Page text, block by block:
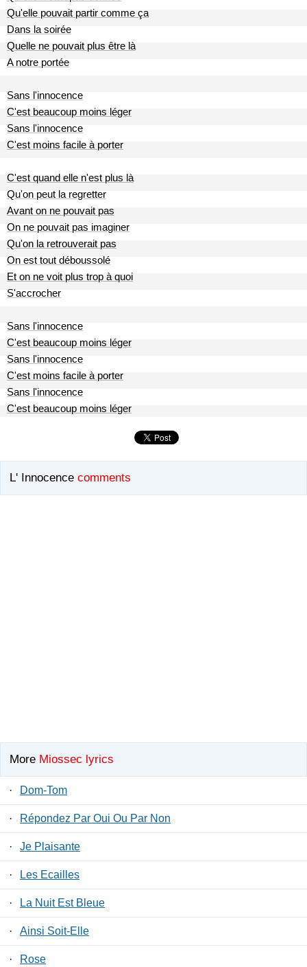
Qu'elle pouvait partir comme ça
Dans la soirée
Quelle ne pouvait plus être là
A notre portée
Sans l'innocence
C'est beaucoup moins léger
Sans l'innocence
C'est moins facile à porter
C'est quand elle n'est plus là
Qu'on peut la regretter
Avant on ne pouvait pas
On ne pouvait pas imaginer
Qu'on la retrouverait pas
On est tout déboussolé
Et on ne voit plus trop à quoi
S'accrocher
Sans l'innocence
C'est beaucoup moins léger
Sans l'innocence
C'est moins facile à porter
Sans l'innocence
C'est beaucoup moins léger
L' Innocence comments
More Miossec lyrics
· Dom-Tom
· Répondez Par Oui Ou Par Non
· Je Plaisante
· Les Ecailles
· La Nuit Est Bleue
· Ainsi Soit-Elle
· Rose